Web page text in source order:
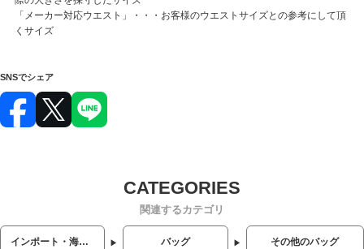
「メーカー対応ウエスト」・・・お客様のウエストサイズとの参考にして頂
くサイズ
SNSでシェア
関連するカテゴリ
インポート・海外人気ブランド バッグ その他のバッグ